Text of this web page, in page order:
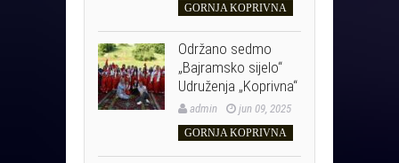
GORNJA KOPRIVNA
Održano sedmo
„Bajramsko sijelo“
Udruženja „Koprivna“
admin jun 09, 2025
GORNJA KOPRIVNA